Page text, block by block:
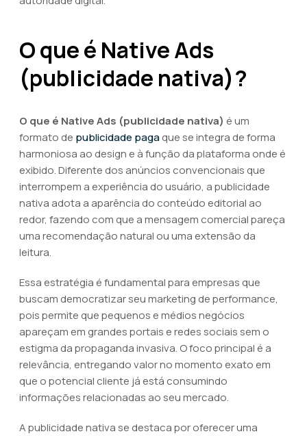
O que é Native Ads
(publicidade nativa)?
O que é Native Ads (publicidade nativa) é um
formato de publicidade pagaque se integra de forma
harmoniosa ao design e à função da plataforma onde é
exibido. Diferente dos anúncios convencionais que
interrompem a experiência do usuário, a publicidade
nativa adota a aparência do conteúdo editorial ao
redor, fazendo com que a mensagem comercial pareça
uma recomendação natural ou uma extensão da
leitura.
Essa estratégia é fundamental para empresas que
buscam democratizar seu marketing de performance,
pois permite que pequenos e médios negócios
apareçam em grandes portais e redes sociais sem o
estigma da propaganda invasiva. O foco principal é a
relevância, entregando valor no momento exato em
que o potencial cliente já está consumindo
informações relacionadas ao seu mercado.
A publicidade nativa se destaca por oferecer uma